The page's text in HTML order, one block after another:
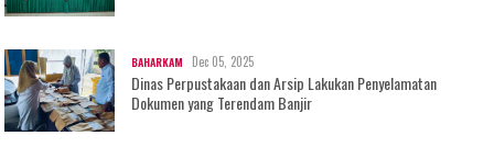
BAHARKAM Dec 05, 2025
Dinas Perpustakaan dan Arsip Lakukan Penyelamatan
Dokumen yang Terendam Banjir